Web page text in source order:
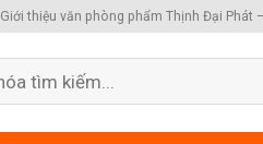
Giới thiệu văn phòng phẩm Thịnh Đại Phát